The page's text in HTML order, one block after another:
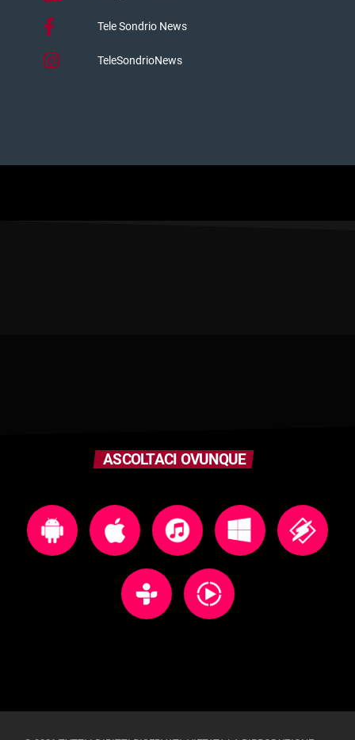
Tele Sondrio News
TeleSondrioNews
ASCOLTACI OVUNQUE